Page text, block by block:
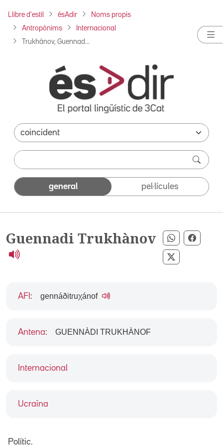
Llibre d'estil ésAdir Noms propis
Antropònims Internacional
Trukhànov, Guennad...
general pel·lícules
Guennadi Trukhànov Compartir
Compartir
Internacional
Ucraïna
AFI : gennáðitɾuχánof
Antena: GUENNÀDI TRUKHÀNOF
Polític.